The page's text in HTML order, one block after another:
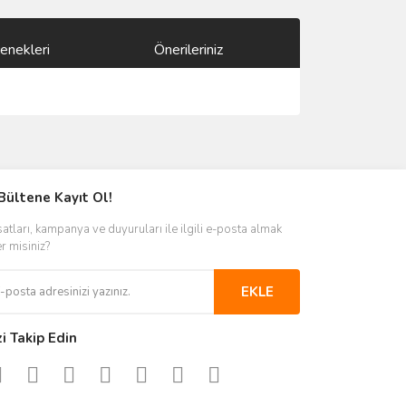
Önerileriniz
Kayıt Ol!
kampanya ve duyuruları ile ilgili e-posta almak
misiniz?
EKLE
Takip Edin